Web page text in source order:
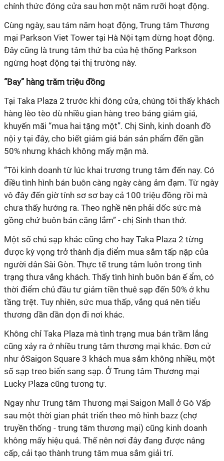
chính thức đóng cửa sau hơn một năm rưỡi hoạt động.
Cùng ngày, sau tám năm hoạt động, Trung tâm Thương
mại Parkson Viet Tower tại Hà Nội tạm dừng hoạt động.
Đây cũng là trung tâm thứ ba của hệ thống Parkson
ngừng hoạt động tại thị trường này.
“Bay” hàng trăm triệu đồng
Tại Taka Plaza 2 trước khi đóng cửa, chúng tôi thấy khách
hàng lèo tèo dù nhiều gian hàng treo bảng giảm giá,
khuyến mãi “mua hai tặng một”. Chị Sinh, kinh doanh đồ
nội y tại đây, cho biết giảm giá bán sản phẩm đến gần
50% nhưng khách không mấy mặn mà.
“Tôi kinh doanh từ lúc khai trương trung tâm đến nay. Có
điều tình hình bán buôn càng ngày càng ảm đạm. Từ ngày
vô đây đến giờ tính sơ sơ bay cả 100 triệu đồng rồi mà
chưa thấy hướng ra. Theo nghề nên phải dốc sức mà
gồng chứ buôn bán căng lắm” - chị Sinh than thở.
Một số chủ sạp khác cũng cho hay Taka Plaza 2 từng
được kỳ vọng trở thành địa điểm mua sắm tấp nập của
người dân Sài Gòn. Thực tế trung tâm luôn trong tình
trạng thưa vắng khách. Thấy tình hình buôn bán ế ẩm, có
thời điểm chủ đầu tư giảm tiền thuê sạp đến 50% ở khu
tầng trệt. Tuy nhiên, sức mua thấp, vắng quá nên tiểu
thương dần dần dọn đi nơi khác.
Không chỉ Taka Plaza mà tình trạng mua bán trầm lắng
cũng xảy ra ở nhiều trung tâm thương mại khác. Đơn cử
như ởSaigon Square 3 khách mua sắm không nhiều, một
số sạp treo biển sang sạp. Ở Trung tâm Thương mại
Lucky Plaza cũng tương tự.
Ngay như Trung tâm Thương mại Saigon Mall ở Gò Vấp
sau một thời gian phát triển theo mô hình bazz (chợ
truyền thống - trung tâm thương mại) cũng kinh doanh
không mấy hiệu quả. Thế nên nơi đây đang được nâng
cấp, cải tạo thành trung tâm mua sắm giải trí.